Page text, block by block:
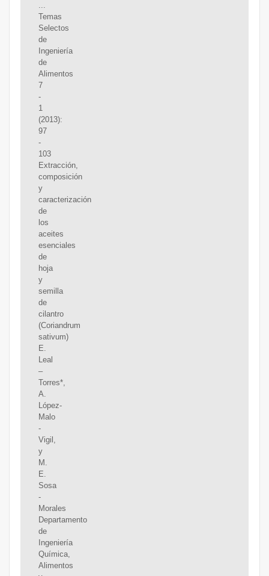
...
Temas
Selectos
de
Ingeniería
de
Alimentos
7
-
1
(2013):
97
-
103
Extracción,
composición
y
caracterización
de
los
aceites
esenciales
de
hoja
y
semilla
de
cilantro
(Coriandrum
sativum)
E.
Leal
–
Torres*,
A.
López-
Malo
-
Vigil,
y
M.
E.
Sosa
-
Morales
Departamento
de
Ingeniería
Química,
Alimentos